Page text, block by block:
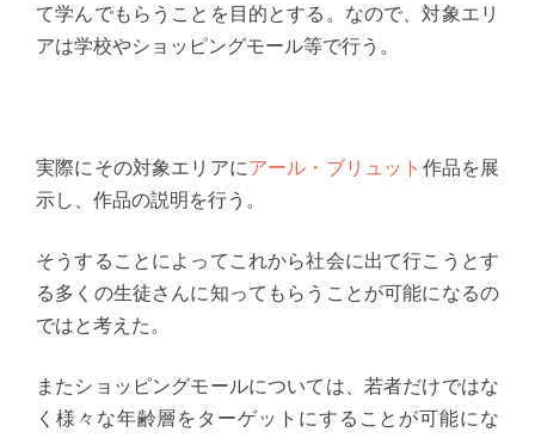
て学んでもらうことを目的とする。なので、対象エリ
アは学校やショッピングモール等で行う。
実際にその対象エリアにアール・ブリュット 作品を展
示し、作品の説明を行う。
そうすることによってこれから社会に出て行こうとす
る多くの生徒さんに知ってもらうことが可能になるの
ではと考えた。
またショッピングモールについては、若者だけではな
く様々な年齢層をターゲットにすることが可能にな